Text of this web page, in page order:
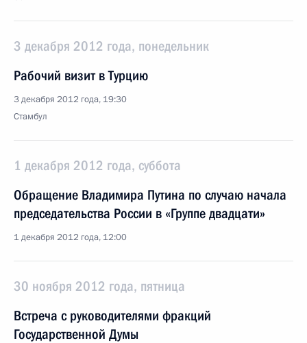
3 декабря 2012 года, понедельник
Рабочий визит в Турцию
3 декабря 2012 года, 19:30
Стамбул
1 декабря 2012 года, суббота
Обращение Владимира Путина по случаю начала
председательства России в «Группе двадцати»
1 декабря 2012 года, 12:00
30 ноября 2012 года, пятница
Встреча с руководителями фракций
Государственной Думы